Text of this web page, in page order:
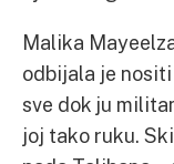
Malika
odbijala je
sve dok ju
joj tako ruku.